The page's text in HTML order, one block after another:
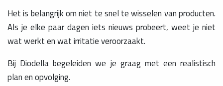
Het is belangrijk om niet te snel te wisselen van producten.
Als je elke paar dagen iets nieuws probeert, weet je niet
wat werkt en wat irritatie veroorzaakt.
Bij Diodella begeleiden we je graag met een realistisch
plan en opvolging.